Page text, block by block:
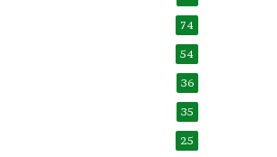
74
54
36
35
25